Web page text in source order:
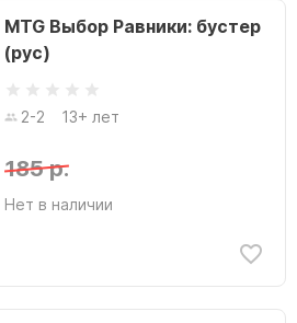
MTG Выбор Равники: бустер
(рус)
2-2 13+ лет
185 р.
Нет в наличии